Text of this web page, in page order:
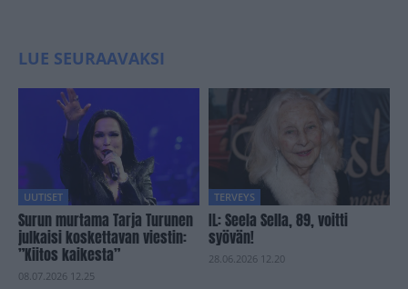
LUE SEURAAVAKSI
UUTISET
Surun murtama Tarja Turunen
julkaisi koskettavan viestin:
”Kiitos kaikesta”
08.07.2026 12.25
TERVEYS
IL: Seela Sella, 89, voitti
syövän!
28.06.2026 12.20